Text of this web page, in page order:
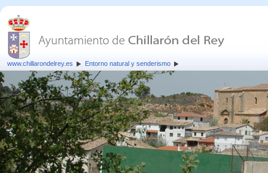
www.chillarondelrey.es Entorno natural y senderismo